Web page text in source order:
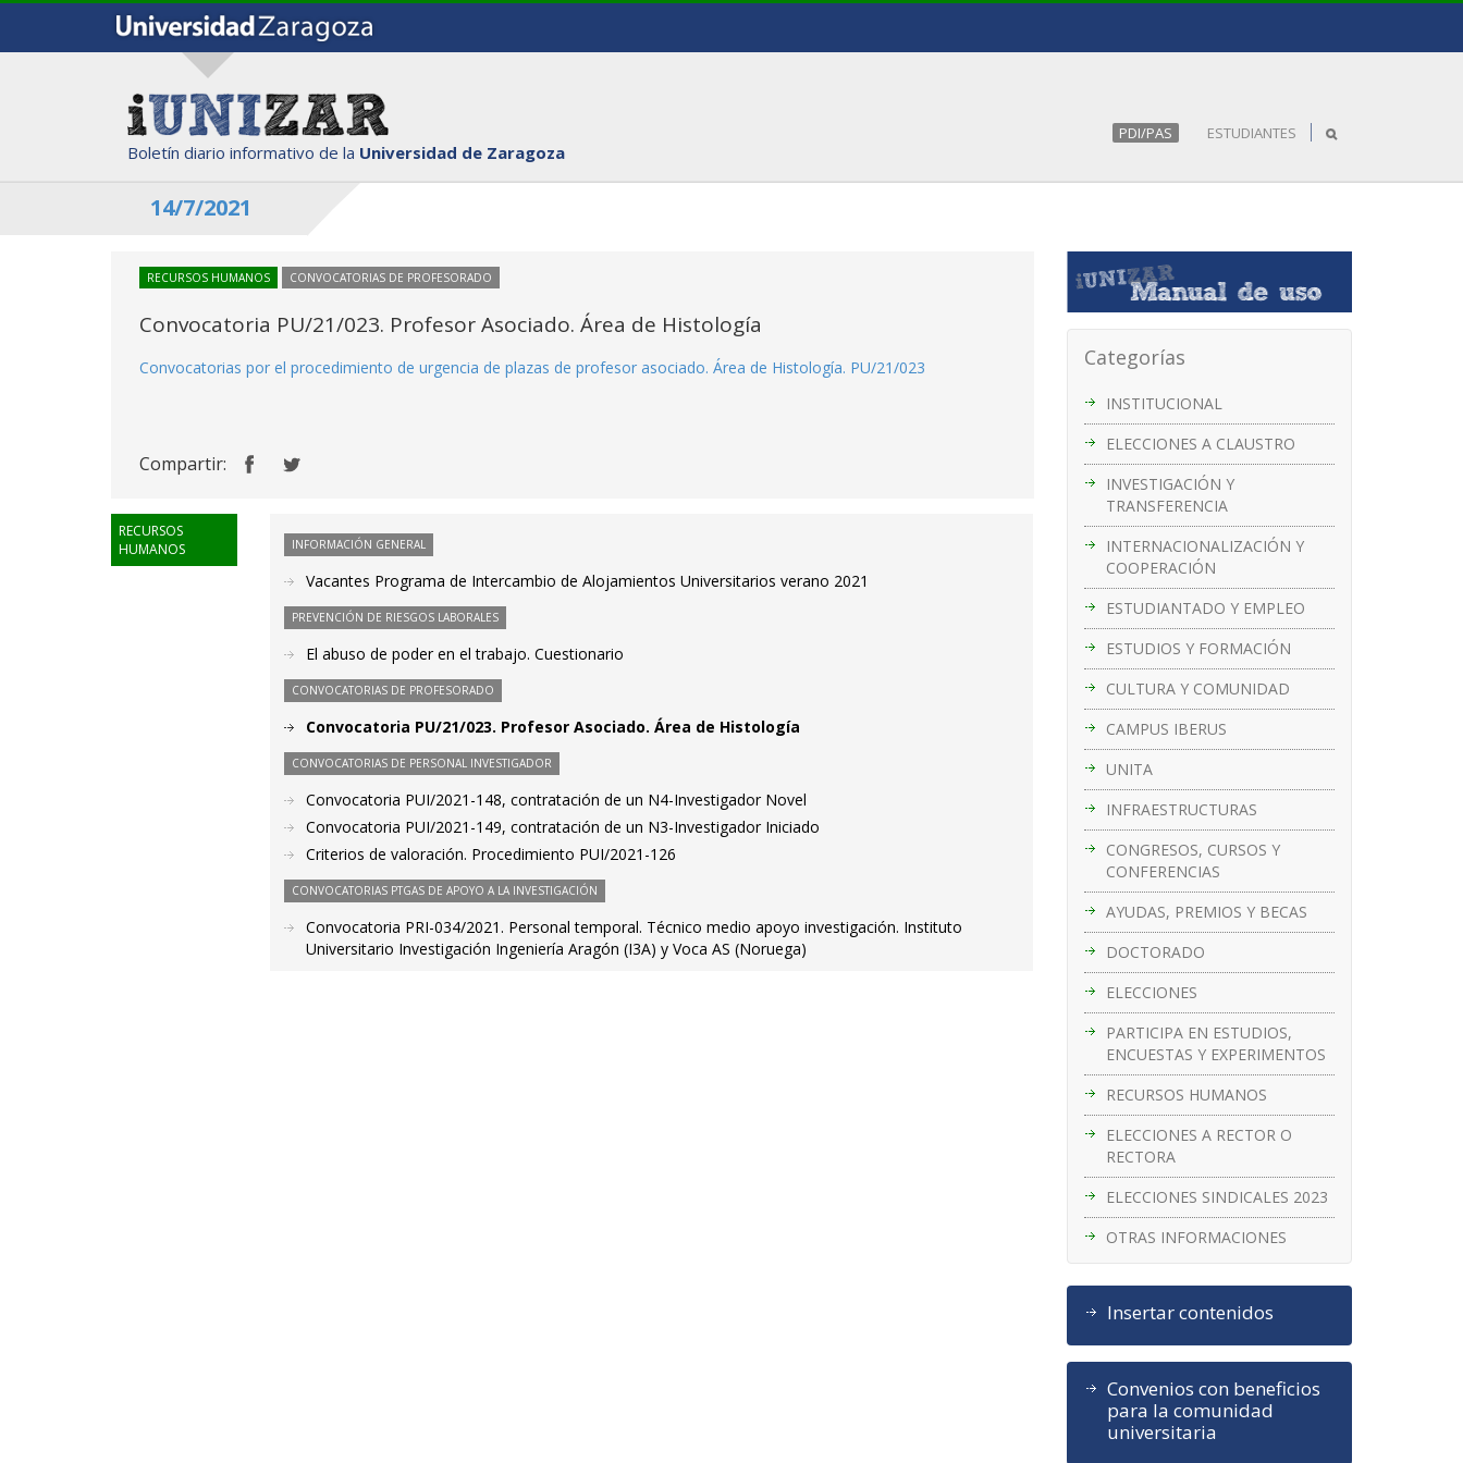
Boletín diario informativo de la Universidad de Zaragoza
PDI/PAS ESTUDIANTES
14/7/2021
Categorías
INSTITUCIONAL
ELECCIONES A CLAUSTRO
INVESTIGACIÓN Y
TRANSFERENCIA
INTERNACIONALIZACIÓN Y
COOPERACIÓN
ESTUDIANTADO Y EMPLEO
ESTUDIOS Y FORMACIÓN
CULTURA Y COMUNIDAD
CAMPUS IBERUS
UNITA
INFRAESTRUCTURAS
CONGRESOS, CURSOS Y
CONFERENCIAS
AYUDAS, PREMIOS Y BECAS
DOCTORADO
ELECCIONES
PARTICIPA EN ESTUDIOS,
ENCUESTAS Y EXPERIMENTOS
RECURSOS HUMANOS
ELECCIONES A RECTOR O
RECTORA
ELECCIONES SINDICALES 2023
OTRAS INFORMACIONES
Insertar contenidos
Convenios con beneficios
para la comunidad
universitaria
RECURSOS HUMANOS CONVOCATORIAS DE PROFESORADO
Convocatoria PU/21/023. Profesor Asociado. Área de Histología
Convocatorias por el procedimiento de urgencia de plazas de profesor asociado. Área de Histología. PU/21/023
Compartir:
RECURSOS
HUMANOS
INFORMACIÓN GENERAL
Vacantes Programa de Intercambio de Alojamientos Universitarios verano 2021
PREVENCIÓN DE RIESGOS LABORALES
El abuso de poder en el trabajo. Cuestionario
CONVOCATORIAS DE PROFESORADO
Convocatoria PU/21/023. Profesor Asociado. Área de Histología
CONVOCATORIAS DE PERSONAL INVESTIGADOR
Convocatoria PUI/2021-148, contratación de un N4-Investigador Novel
Convocatoria PUI/2021-149, contratación de un N3-Investigador Iniciado
Criterios de valoración. Procedimiento PUI/2021-126
CONVOCATORIAS PTGAS DE APOYO A LA INVESTIGACIÓN
Convocatoria PRI-034/2021. Personal temporal. Técnico medio apoyo investigación. Instituto
Universitario Investigación Ingeniería Aragón (I3A) y Voca AS (Noruega)